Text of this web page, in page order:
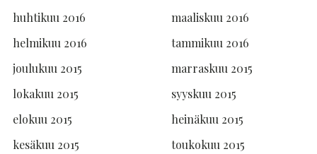
huhtikuu 2016
maaliskuu 2016
helmikuu 2016
tammikuu 2016
joulukuu 2015
marraskuu 2015
lokakuu 2015
syyskuu 2015
elokuu 2015
heinäkuu 2015
kesäkuu 2015
toukokuu 2015